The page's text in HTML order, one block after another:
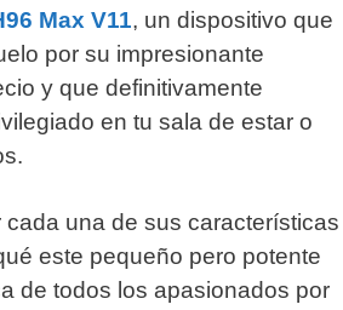
Max V11, un dispositivo que
por su impresionante
y que definitivamente
en tu sala de estar o
una de sus características
este pequeño pero potente
de todos los apasionados por